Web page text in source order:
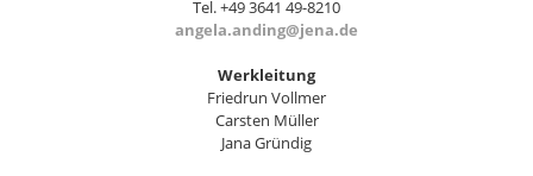
Tel. +49 3641 49-8210
angela.anding@jena.de
Werkleitung
Friedrun Vollmer
Carsten Müller
Jana Gründig